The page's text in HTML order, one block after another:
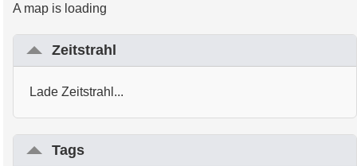
A map is loading
Zeitstrahl
Lade Zeitstrahl...
Tags